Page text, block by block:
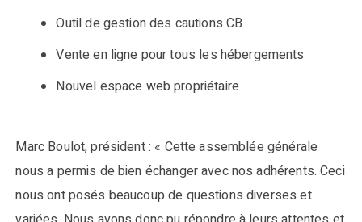
Outil de gestion des cautions CB
Vente en ligne pour tous les hébergements
Nouvel espace web propriétaire
Marc Boulot, président : « Cette assemblée générale
nous a permis de bien échanger avec nos adhérents. Ceci
nous ont posés beaucoup de questions diverses et